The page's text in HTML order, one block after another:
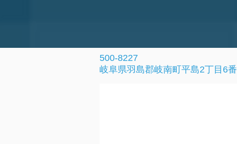
500-8227
岐阜県羽島郡岐南町平島2丁目6番